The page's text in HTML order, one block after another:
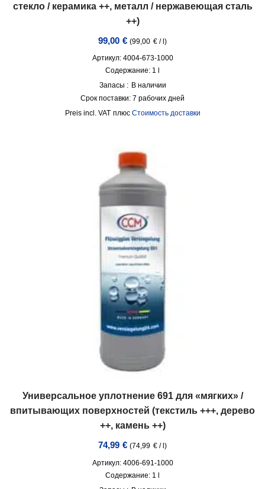
стекло / керамика ++, металл / нержавеющая сталь
++)
99,00 € (99,00 € /l)
Артикул: 4004-673-1000
Содержание: 1
Запасы : В наличии
Срок поставки: 7 рабочих дней
incl. VAT плюс Стоимость доставки
Универсальное уплотнение 691 для «мягких» /
впитывающих поверхностей (текстиль +++, дерево
++, камень ++)
74,99 € (74,99 € / )
Артикул: 4006-691-1000
Содержание: 1 l